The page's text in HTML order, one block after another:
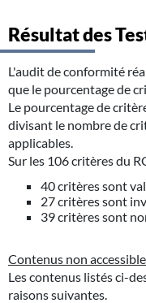
Résultat des
L'audit de conformité
que le pourcentage de
Le pourcentage de
divisant le nombre de
applicables.
Sur les 106 critères du
40 critères sont
27 critères sont
39 critères sont
Contenus non
Les contenus listés ci-
raisons suivantes.